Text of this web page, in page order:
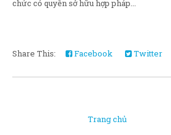
chức có quyền sở hữu hợp pháp...
Share This: Facebook Twitter
Trang chủ